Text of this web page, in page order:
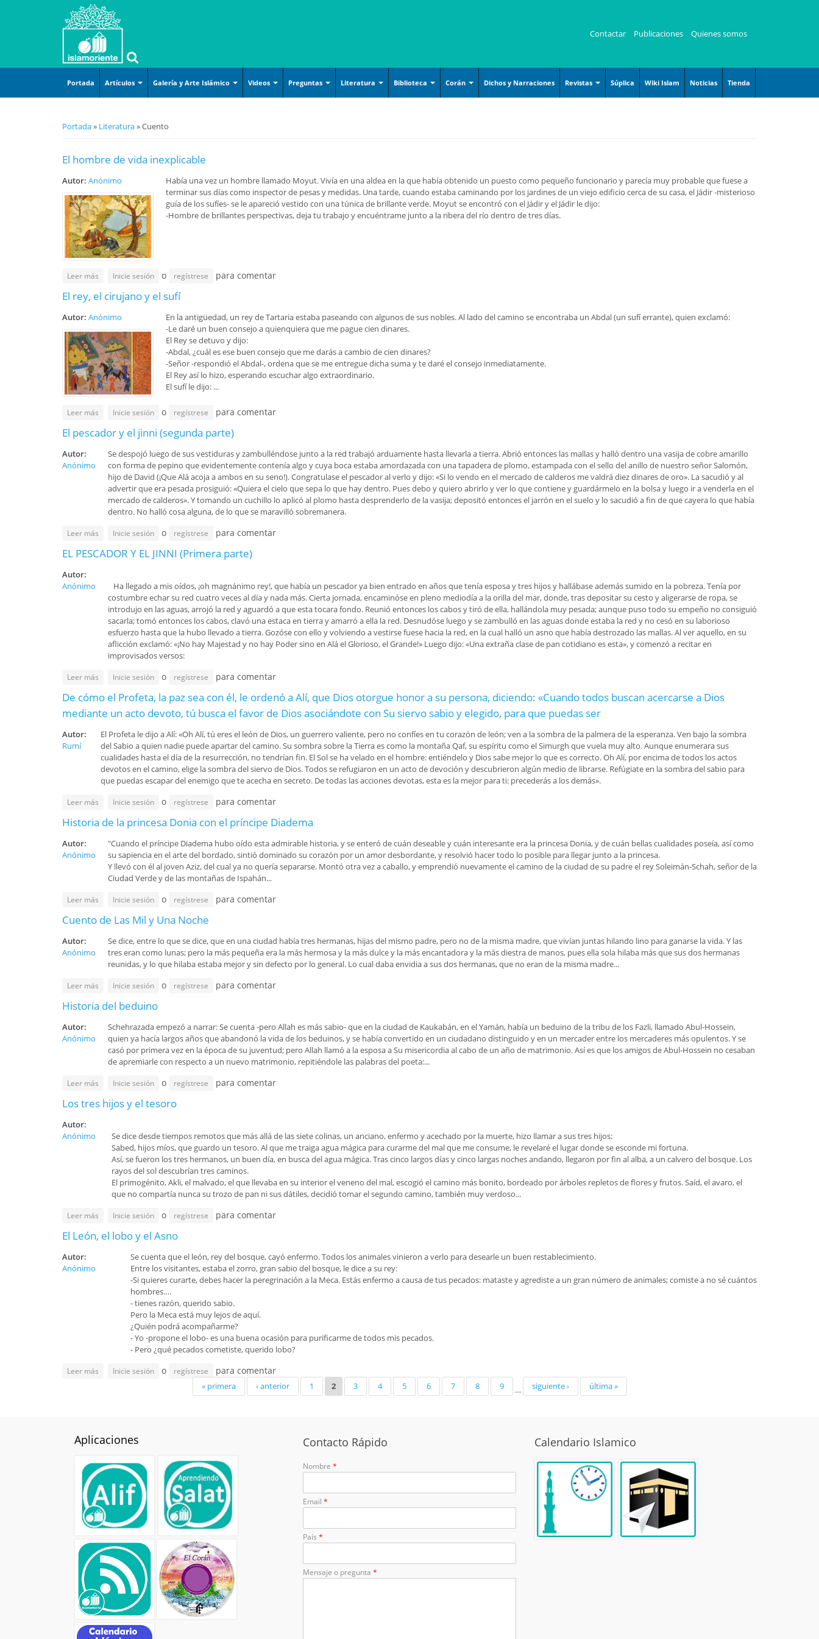
Contactar Publicaciones Quienes somos
Portada Artículos
Ciencias
Doctrina Islámica-Shiismo
Corán-Hadiz-Dichos
Filosofía-Gnosis
Folletos para imprimir
(pdf)
Historia-Biografía
Mujer-Familia-Educación
Oración-Súplica
Religión-Ética
Arte-Cultura-Civilización
Sociología
Galería y Arte Islámico
Handicrafts
Islamic Calligraphy
Persian Miniature
Caricatura
Mujer musulmana
Poster
Videos
Historia y política
Lamentación y celebración
Métodos de la lectura del
Preguntas
El Shiismo y las demás
escuelas islámicas
Hadiz
Moral islámica
Religiones comparadas
Sagrado Corán
Literatura Biblioteca
Filosofía y Gnosis
Islam básico
Mujer, Familia y Educación
Corán Dichos y Narraciones Revistas Súplica Wiki Islam Noticias Tienda
Se encuentra usted aquí
Portada» Literatura» Cuento
El hombre de vida inexplicable
Autor: Anónimo
Había una vez un hombre llamado Moyut. Vivía en una aldea en la que había obtenido un puesto como pequeño funcionario y parecía muy probable que fuese a
terminar sus días como inspector de pesas y medidas. Una tarde, cuando estaba caminando por los jardines de un viejo edificio cerca de su casa, el Jádir -misterioso
guía de los sufíes- se le apareció vestido con una túnica de brillante verde. Moyut se encontró con el Jádir y el Jádir le dijo:
-Hombre de brillantes perspectivas, deja tu trabajo y encuéntrame junto a la ribera del río dentro de tres días.
Leer más sobre El hombre de vida inexplicable
Inicie sesión o regístrese para comentar
El rey, el cirujano y el sufí
Autor: Anónimo
En la antigüedad, un rey de Tartaria estaba paseando con algunos de sus nobles. Al lado del camino se encontraba un Abdal (un sufí errante), quien exclamó:
-Le daré un buen consejo a quienquiera que me pague cien dinares.
El Rey se detuvo y dijo:
-Abdal, ¿cuál es ese buen consejo que me darás a cambio de cien dinares?
-Señor -respondió el Abdal-, ordena que se me entregue dicha suma y te daré el consejo inmediatamente.
El Rey así lo hizo, esperando escuchar algo extraordinario.
El sufí le dijo: ...
Leer más sobre El rey, el cirujano y el sufí
Inicie sesión o regístrese para comentar
El pescador y el jinni (segunda parte)
Autor:
Anónimo
Se despojó luego de sus vestiduras y zambulléndose junto a la red trabajó arduamente hasta llevarla a tierra. Abrió entonces las mallas y halló dentro una vasija de cobre amarillo
con forma de pepino que evidentemente contenía algo y cuya boca estaba amordazada con una tapadera de plomo, estampada con el sello del anillo de nuestro señor Salomón,
hijo de David (¡Que Alá acoja a ambos en su seno!). Congratulase el pescador al verlo y dijo: «Si lo vendo en el mercado de calderos me valdrá diez dinares de oro». La sacudió y al
advertir que era pesada prosiguió: «Quiera el cielo que sepa lo que hay dentro. Pues debo y quiero abrirlo y ver lo que contiene y guardármelo en la bolsa y luego ir a venderla en el
mercado de calderos». Y tomando un cuchillo lo aplicó al plomo hasta desprenderlo de la vasija; depositó entonces el jarrón en el suelo y lo sacudió a fin de que cayera lo que había
dentro. No halló cosa alguna, de lo que se maravilló sobremanera.
Leer más sobre El pescador y el jinni (segunda parte)
Inicie sesión o regístrese para comentar
EL PESCADOR Y EL JINNI (Primera parte)
Autor:
Anónimo
Ha llegado a mis oídos, ¡oh magnánimo rey!, que había un pescador ya bien entrado en años que tenía esposa y tres hijos y hallábase además sumido en la pobreza. Tenía por
costumbre echar su red cuatro veces al día y nada más. Cierta jornada, encaminóse en pleno mediodía a la orilla del mar, donde, tras depositar su cesto y aligerarse de ropa, se
introdujo en las aguas, arrojó la red y aguardó a que esta tocara fondo. Reunió entonces los cabos y tiró de ella, hallándola muy pesada; aunque puso todo su empeño no consiguió
sacarla; tomó entonces los cabos, clavó una estaca en tierra y amarró a ella la red. Desnudóse luego y se zambulló en las aguas donde estaba la red y no cesó en su laborioso
esfuerzo hasta que la hubo llevado a tierra. Gozóse con ello y volviendo a vestirse fuese hacia la red, en la cual halló un asno que había destrozado las mallas. Al ver aquello, en su
aflicción exclamó: «¡No hay Majestad y no hay Poder sino en Alá el Glorioso, el Grande!» Luego dijo: «Una extraña clase de pan cotidiano es esta», y comenzó a recitar en
improvisados versos:
Leer más sobre EL PESCADOR Y EL JINNI (Primera parte)
Inicie sesión o regístrese para comentar
De cómo el Profeta, la paz sea con él, le ordenó a Alí, que Dios otorgue honor a su persona, diciendo: «Cuando todos buscan acercarse a Dios
mediante un acto devoto, tú busca el favor de Dios asociándote con Su siervo sabio y elegido, para que puedas ser
Autor:
Rumí
El Profeta le dijo a Alí: «Oh Alí, tú eres el león de Dios, un guerrero valiente, pero no confíes en tu corazón de león; ven a la sombra de la palmera de la esperanza. Ven bajo la sombra
del Sabio a quien nadie puede apartar del camino. Su sombra sobre la Tierra es como la montaña Qaf, su espíritu como el Simurgh que vuela muy alto. Aunque enumerara sus
cualidades hasta el día de la resurrección, no tendrían fin. El Sol se ha velado en el hombre: entiéndelo y Dios sabe mejor lo que es correcto. Oh Alí, por encima de todos los actos
devotos en el camino, elige la sombra del siervo de Dios. Todos se refugiaron en un acto de devoción y descubrieron algún medio de librarse. Refúgiate en la sombra del sabio para
que puedas escapar del enemigo que te acecha en secreto. De todas las acciones devotas, esta es la mejor para ti: precederás a los demás».
Leer más sobre De cómo el Profeta, la paz sea con él, le ordenó a Alí, que Dios otorgue honor a su persona, diciendo: «Cuando todos buscan acercarse a Dios mediante un acto devoto, tú busca el favor de
Inicie sesión o regístrese para comentar
Historia de la princesa Donia con el príncipe Diadema
Autor:
Anónimo
"Cuando el príncipe Diadema hubo oído esta admirable historia, y se enteró de cuán deseable y cuán interesante era la princesa Donia, y de cuán bellas cualidades poseía, así como
su sapiencia en el arte del bordado, sintió dominado su corazón por un amor desbordante, y resolvió hacer todo lo posible para llegar junto a la princesa.
Y llevó con él al joven Aziz, del cual ya no quería separarse. Montó otra vez a caballo, y emprendió nuevamente el camino de la ciudad de su padre el rey Soleimán-Schah, señor de la
Ciudad Verde y de las montañas de Ispahán...
Leer más sobre Historia de la princesa Donia con el príncipe Diadema
Inicie sesión o regístrese para comentar
Cuento de Las Mil y Una Noche
Autor:
Anónimo
Se dice, entre lo que se dice, que en una ciudad había tres hermanas, hijas del mismo padre, pero no de la misma madre, que vivían juntas hilando lino para ganarse la vida. Y las
tres eran como lunas; pero la más pequeña era la más hermosa y la más dulce y la más encantadora y la más diestra de manos, pues ella sola hilaba más que sus dos hermanas
reunidas, y lo que hilaba estaba mejor y sin defecto por lo general. Lo cual daba envidia a sus dos hermanas, que no eran de la misma madre...
Leer más sobre Cuento de Las Mil y Una Noche
Inicie sesión o regístrese para comentar
Historia del beduino
Autor:
Anónimo
Schehrazada empezó a narrar: Se cuenta -pero Allah es más sabio- que en la ciudad de Kaukabán, en el Yamán, había un beduino de la tribu de los Fazli, llamado Abul-Hossein,
quien ya hacía largos años que abandonó la vida de los beduinos, y se había convertido en un ciudadano distinguido y en un mercader entre los mercaderes más opulentos. Y se
casó por primera vez en la época de su juventud; pero Allah llamó a la esposa a Su misericordia al cabo de un año de matrimonio. Así es que los amigos de Abul-Hossein no cesaban
de apremiarle con respecto a un nuevo matrimonio, repitiéndole las palabras del poeta:...
Leer más sobre Historia del beduino
Inicie sesión o regístrese para comentar
Los tres hijos y el tesoro
Autor:
Anónimo
Se dice desde tiempos remotos que más allá de las siete colinas, un anciano, enfermo y acechado por la muerte, hizo llamar a sus tres hijos:
Sabed, hijos míos, que guardo un tesoro. Al que me traiga agua mágica para curarme del mal que me consume, le revelaré el lugar donde se esconde mi fortuna.
Así, se fueron los tres hermanos, un buen día, en busca del agua mágica. Tras cinco largos días y cinco largas noches andando, llegaron por fin al alba, a un calvero del bosque. Los
rayos del sol descubrían tres caminos.
El primogénito, Akli, el malvado, el que llevaba en su interior el veneno del mal, escogió el camino más bonito, bordeado por árboles repletos de flores y frutos. Saíd, el avaro, el
que no compartía nunca su trozo de pan ni sus dátiles, decidió tomar el segundo camino, también muy verdoso...
Leer más sobre Los tres hijos y el tesoro
Inicie sesión o regístrese para comentar
El León, el lobo y el Asno
Autor:
Anónimo
Se cuenta que el león, rey del bosque, cayó enfermo. Todos los animales vinieron a verlo para desearle un buen restablecimiento.
Entre los visitantes, estaba el zorro, gran sabio del bosque, le dice a su rey:
-Si quieres curarte, debes hacer la peregrinación a la Meca. Estás enfermo a causa de tus pecados: mataste y agrediste a un gran número de animales; comiste a no sé cuántos
hombres….
- tienes razón, querido sabio.
Pero la Meca está muy lejos de aquí.
¿Quién podrá acompañarme?
- Yo -propone el lobo- es una buena ocasión para purificarme de todos mis pecados.
- Pero ¿qué pecados cometiste, querido lobo?
Leer más sobre El León, el lobo y el Asno
Inicie sesión o regístrese para comentar
« primera ‹ anterior 1 2 3 4 5 6 7 8 9 … siguiente › última »
Aplicaciones Contacto Rápido
Nombre *
Email *
País *
Mensaje o pregunta *
Calendario Islamico